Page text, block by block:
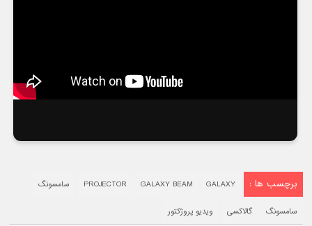
برچسب ها : GALAXY
GALAXY BEAM
PROJECTOR سامسونگ
سامسونگ گالاکسی ویدیو پروژکتور